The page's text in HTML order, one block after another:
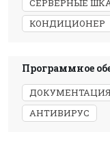
СЕРВЕРНЫЕ
КОНДИЦИОНЕР
Программное
ДОКУМЕНТАЦИЯ
АНТИВИРУС